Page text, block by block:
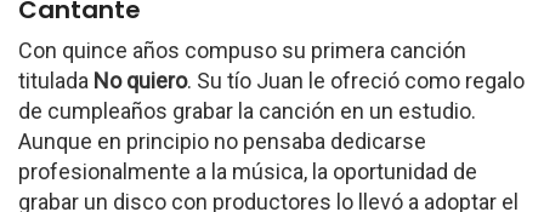
Cantante
Con quince años compuso su primera canción
titulada No quiero. Su tío Juan le ofreció como regalo
de cumpleaños grabar la canción en un estudio.
Aunque en principio no pensaba dedicarse
profesionalmente a la música, la oportunidad de
grabar un disco con productores lo llevó a adoptar el